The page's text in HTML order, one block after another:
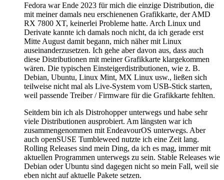
Fedora war Ende 2023 für mich die einzige Distribution, die
mit meiner damals neu erschienenen Grafikkarte, der AMD
RX 7800 XT, keinerlei Probleme hatte. Arch Linux und
Derivate kannte ich damals noch nicht, da ich gerade erst
Mitte August damit begann, mich näher mit Linux
auseinanderzusetzen. Ich gehe aber davon aus, dass auch
diese Distributionen mit meiner Grafikkarte klargekommen
wären. Die typischen Einsteigerdistributionen, wie z. B.
Debian, Ubuntu, Linux Mint, MX Linux usw., ließen sich
teilweise nicht mal als Live-System vom USB-Stick starten,
weil passende Treiber / Firmware für die Grafikkarte fehlten.
Seitdem bin ich als Distrohopper unterwegs und habe sehr
viele Distributionen ausprobiert. Am längsten war ich
zusammengenommen mit EndeavourOS unterwegs. Aber
auch openSUSE Tumbleweed nutzte ich eine Zeit lang.
Rolling Releases sind mein Ding, da ich es mag, immer mit
aktuellen Programmen unterwegs zu sein. Stable Releases wie
Debian oder Ubuntu sind dagegen nicht so mein Fall, weil sie
eben nicht auf aktuelle Pakete setzen.